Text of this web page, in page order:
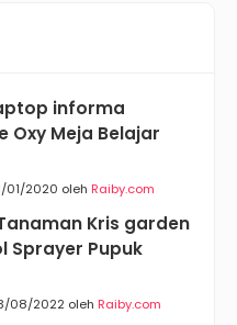
informa
Oxy Meja Belajar
01/2020 oleh Raiby.com
Kris garden
Sprayer Pupuk
08/2022 oleh Raiby.com